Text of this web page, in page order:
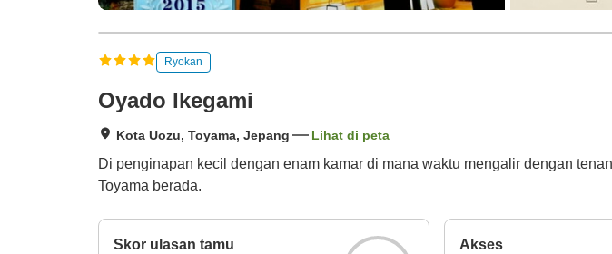
Ryokan
Oyado Ikegami
Kota Uozu, Toyama, Jepang Lihat di peta
Di penginapan kecil dengan enam kamar di mana waktu mengalir dengan
Toyama berada.
Skor ulasan tamu Akses